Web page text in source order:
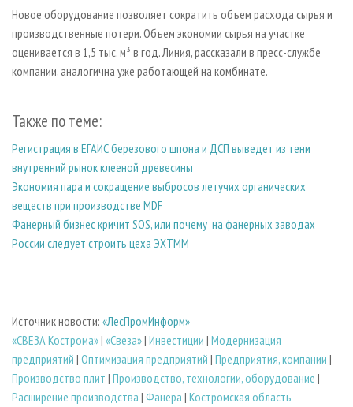
БИОЭНЕРГЕТИКА
ЦБП
ИНСТРУМЕНТ И МАТЕРИАЛЫ
RUSSIAN FORESTRY REVIEW
ГАЗЕТА ЛЕСПРОМФОРУМ
БИБЛИОТЕКА СПЕЦИАЛИСТА
Новое оборудование позволяет сократить объем расхода сырья и
производственные потери. Объем экономии сырья на участке
оценивается в 1,5 тыс. м³ в год. Линия, рассказали в пресс-службе
компании, аналогична уже работающей на комбинате.
Также по теме:
Регистрация в ЕГАИС березового шпона и ДСП выведет из тени
внутренний рынок клееной древесины
Экономия пара и сокращение выбросов летучих органических
веществ при производстве MDF
Фанерный бизнес кричит SOS, или почему на фанерных заводах
России следует строить цеха ЭХТММ
Источник новости: «ЛесПромИнформ»
«СВЕЗА Кострома»| «Свеза»| Инвестиции | Модернизация
предприятий | Оптимизация предприятий | Предприятия, компании |
Производство плит | Производство, технологии, оборудование |
Расширение производства | Фанера | Костромская область